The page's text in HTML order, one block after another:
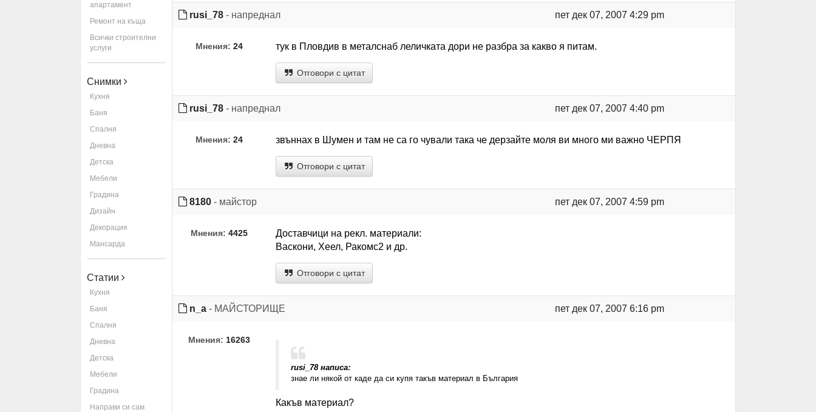
апартамент
Ремонт на къща
Всички строителни
услуги
Снимки
Кухня
Баня
Спалня
Дневна
Детска
Мебели
Градина
Дизайн
Декорация
Мансарда
Статии
Кухня
Баня
Спалня
Дневна
Детска
Мебели
Градина
Направи си сам
rusi_78 - напреднал пет дек 07, 2007 4:29 pm
Мнения: 24 тук в Пловдив в металснаб леличката дори не разбра за какво я питам.
Отговори с цитат
rusi_78 - напреднал пет дек 07, 2007 4:40 pm
Мнения: 24 звъннах в Шумен и там не са го чували така че дерзайте моля ви много ми важно ЧЕРПЯ
Отговори с цитат
8180 - майстор пет дек 07, 2007 4:59 pm
Мнения: 4425
Доставчици на рекл. материали:
Васкони, Хеел, Ракомс2 и др.
Отговори с цитат
n_a - МАЙСТОРИЩЕ пет дек 07, 2007 6:16 pm
Мнения: 16263
rusi_78 написа:
знае ли някой от каде да си купя такъв материал в България
Какъв материал?